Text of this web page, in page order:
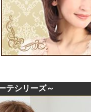
テシリーズ～